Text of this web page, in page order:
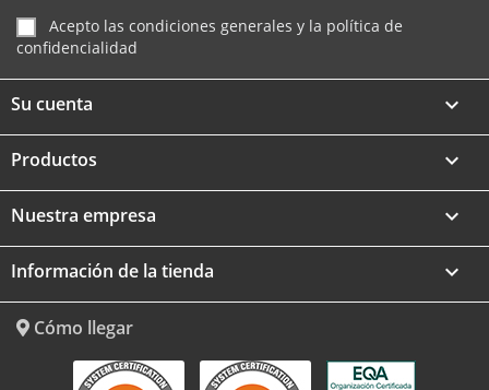
Acepto las condiciones generales y la política de
confidencialidad
Su cuenta 
Productos 
Nuestra empresa 
Información de la tienda keyboard_arrow_down
Cómo llegar